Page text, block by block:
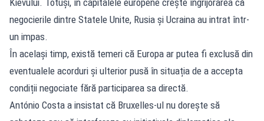
negocierile dintre Statele Unite, Rusia și Ucraina au intrat într-
un impas.
În același timp, există temeri că Europa ar putea fi exclusă din
eventualele acorduri și ulterior pusă în situația de a accepta
condiții negociate fără participarea sa directă.
António Costa a insistat că Bruxelles-ul nu dorește să